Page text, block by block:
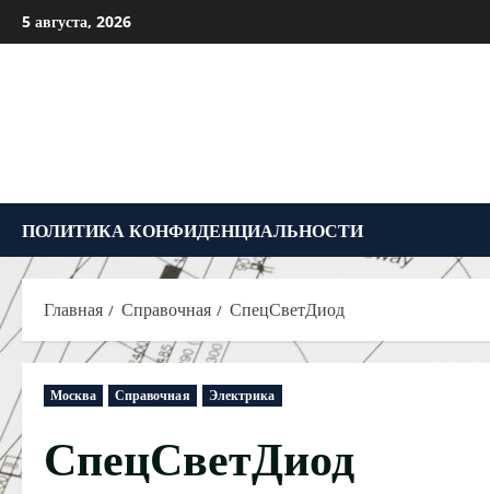
Перейти
к
5 августа, 2026
ПОЛИТИКА КОНФИДЕНЦИАЛЬНОСТИ
Главная Справочная СпецСветДиод
Москва Справочная Электрика
СпецСветДиод